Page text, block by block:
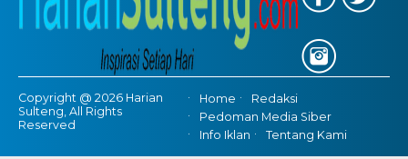
Copyright @ 2026 Harian
Sulteng, All Rights
Reserved
Home
Redaksi
Pedoman Media Siber
Info Iklan
Tentang Kami